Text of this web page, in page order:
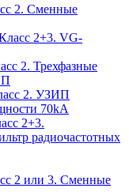
2. Сменные
2+3. VG-
2. Трехфазные
2. УЗИП
70kA
2+3.
радиочастотных
2 или 3. Сменные